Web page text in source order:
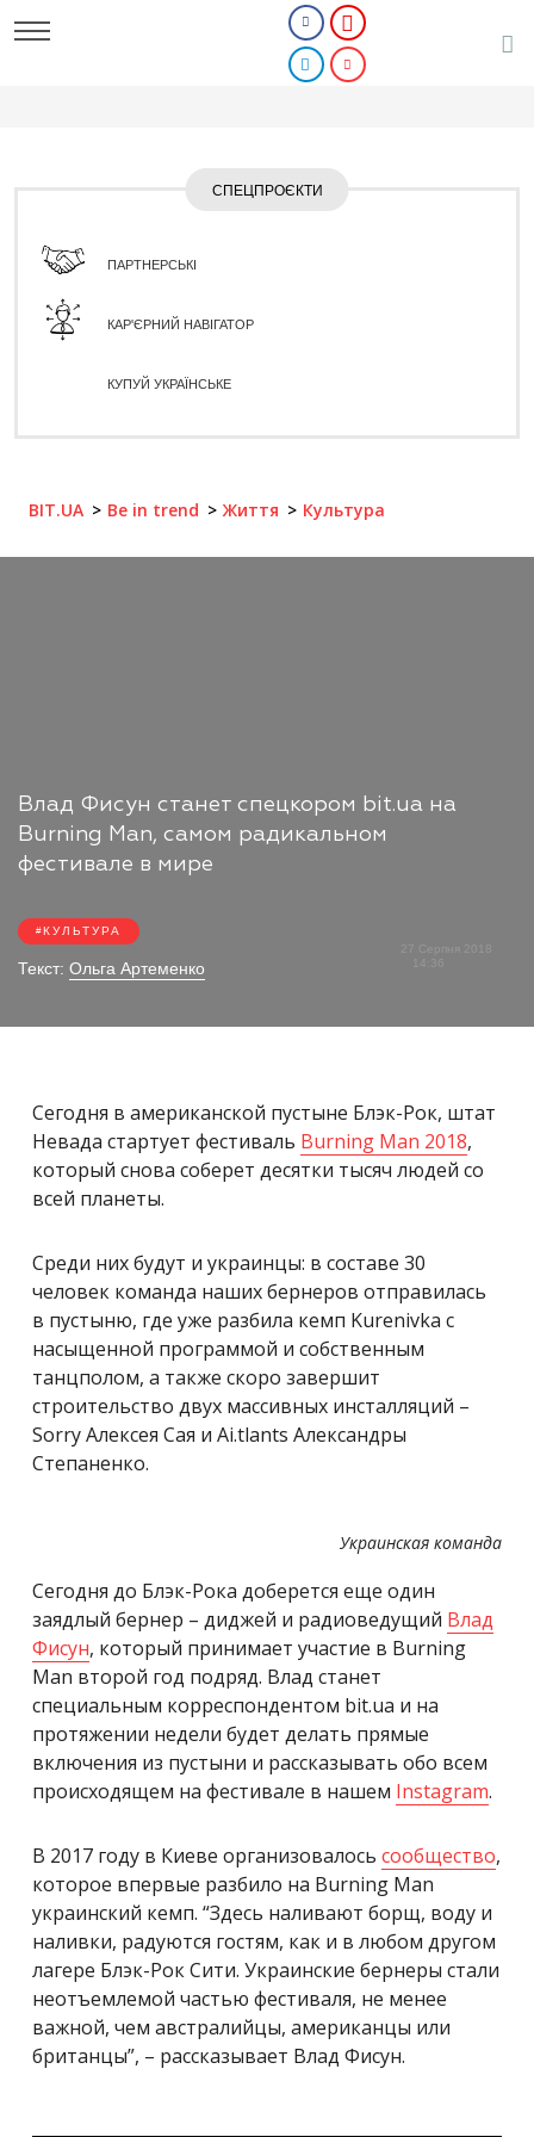
СПЕЦПРОЄКТИ
ПАРТНЕРСЬКІ
КАР'ЄРНИЙ НАВІГАТОР
КУПУЙ УКРАЇНСЬКЕ
BIT.UA Be in trend Життя Культура
Влад Фисун станет спецкором bit.ua на
Burning Man, самом радикальном
фестивале в мире
КУЛЬТУРА
Текст: Ольга Артеменко
27 Серпня 2018
Сегодня в американской пустыне Блэк-Рок, штат
Невада стартует фестиваль Burning Man 2018,
который снова соберет десятки тысяч людей со
всей планеты.
Среди них будут и украинцы: в составе 30
человек команда наших бернеров отправилась
в пустыню, где уже разбила кемп Kurenivka с
насыщенной программой и собственным
танцполом, а также скоро завершит
строительство двух массивных инсталляций –
Sorry Алексея Сая и Ai.tlants Александры
Степаненко.
Украинская команда
Сегодня до Блэк-Рока доберется еще один
заядлый бернер – диджей и радиоведущий Влад
Фисун, который принимает участие в Burning
Man второй год подряд. Влад станет
специальным корреспондентом bit.ua и на
протяжении недели будет делать прямые
включения из пустыни и рассказывать обо всем
происходящем на фестивале в нашем Instagram.
В 2017 году в Киеве организовалось сообщество,
которое впервые разбило на Burning Man
украинский кемп. “Здесь наливают борщ, воду и
наливки, радуются гостям, как и в любом другом
лагере Блэк-Рок Сити. Украинские бернеры стали
неотъемлемой частью фестиваля, не менее
важной, чем австралийцы, американцы или
британцы”, – рассказывает Влад Фисун.